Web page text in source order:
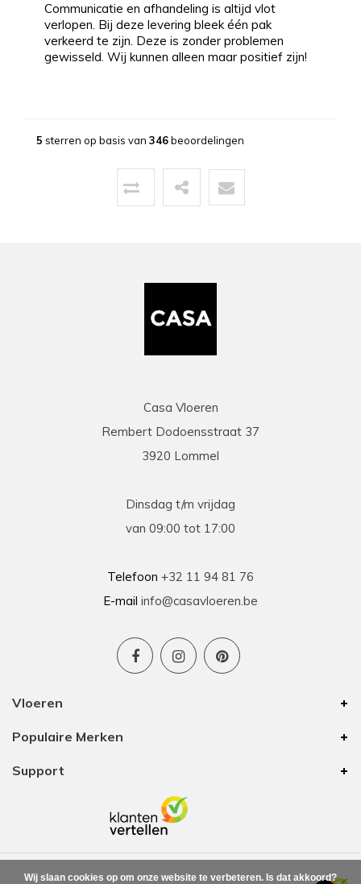
Communicatie en afhandeling is altijd vlot
verlopen. Bij deze levering bleek één pak
verkeerd te zijn. Deze is zonder problemen
gewisseld. Wij kunnen alleen maar positief zijn!
13-03-2026
Uitstekende service zowel voor, tijdens als na
vermelding voor de heel vriendelijke en
benodigdheden leverde en ons hielp om deze
Prima geholpen bij zowel de keuze als plaatsing
problemen tijdens plaatsing .
Casa Vloeren. Toen was het van hun eigen merk
zij de enige op onze zoektocht met een goede
waardoor we voor onze bovenverdieping ook
vloer bij hun zijn gaan halen. Ze hebben nog
steeds mooie vloeren voor elk budget. Ook deze
keer zijn we weer helemaal tevreden.
5 sterren op basis van 346beoordelingen
Casa Vloeren
Rembert Dodoensstraat 37
3920 Lommel
Dinsdag t/m vrijdag
van 09:00 tot 17:00
Telefoon +32 11 94 81 76
E-mail info@casavloeren.be
Vloeren
Populaire Merken
Support
Wij slaan cookies op om onze website te verbeteren. Is dat akkoord?